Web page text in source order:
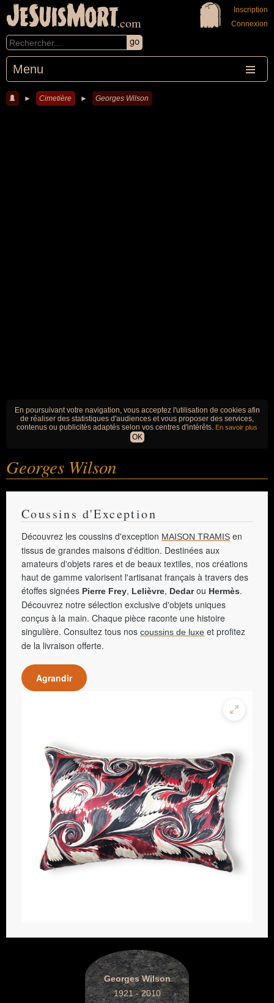
JeSuisMort.com
Menu
Inscription
Connexion
► Cimetière ► Georges Wilson
En poursuivant votre navigation, vous acceptez l'utilisation de cookies afin
de réaliser des statistiques d'audiences et vous proposer des services,
contenus ou publicités adaptés selon vos centres d'intérêts. En savoir plus
OK
Georges Wilson
Coussins d'Exception
Découvrez les coussins d'exception MAISON TRAMIS en
tissus de grandes maisons d'édition. Destinées aux
amateurs d'objets rares et de beaux textiles, nos créations
haut de gamme valorisent l'artisanat français à travers des
étoffes signées Pierre Frey, Lelièvre, Dedarou Hermès.
Découvrez notre sélection exclusive d'objets uniques
conçus à la main. Chaque pièce raconte une histoire
singulière. Consultez tous nos coussins de luxe et profitez
de la livraison offerte.
Agrandir
Georges Wilson
1921 - 2010